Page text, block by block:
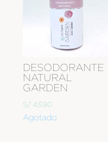
DESODORANTE
NATURAL
GARDEN
S/ 43.90
Agotado